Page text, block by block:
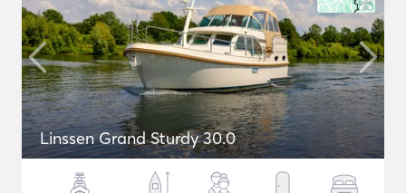
Linssen Grand Sturdy 30.0